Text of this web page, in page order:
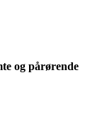
og pårørende